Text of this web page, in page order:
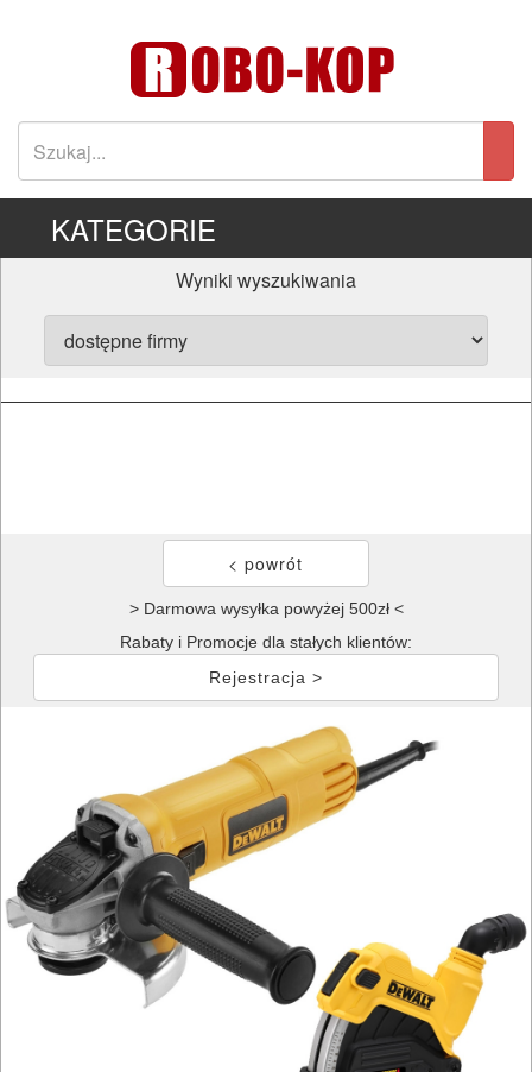
KATEGORIE
Wyniki wyszukiwania
> Darmowa wysyłka powyżej 500zł <
Rabaty i Promocje dla stałych klientów:
Rejestracja >